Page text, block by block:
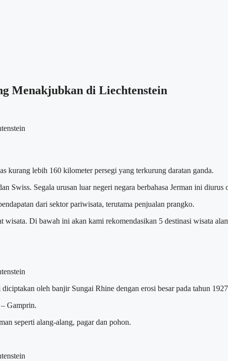
Menakjubkan di Liechtenstein
kurang lebih 160 kilometer persegi yang terkurung daratan ganda.
Swiss. Segala urusan luar negeri negara berbahasa Jerman ini diurus
dari sektor pariwisata, terutama penjualan prangko.
Di bawah ini akan kami rekomendasikan 5 destinasi wisata
oleh banjir Sungai Rhine dengan erosi besar pada tahun
Gamprin.
seperti alang-alang, pagar dan pohon.